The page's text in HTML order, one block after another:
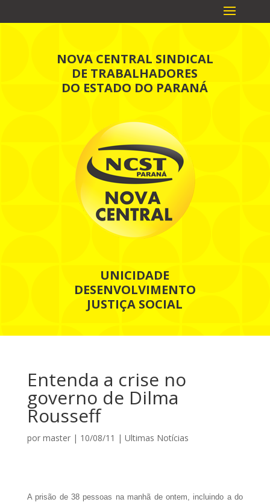
NOVA CENTRAL SINDICAL
DE TRABALHADORES
DO ESTADO DO PARANÁ
UNICIDADE
DESENVOLVIMENTO
JUSTIÇA SOCIAL
Entenda a crise no
governo de Dilma
Rousseff
por master| 10/08/11 | Ultimas Notícias
A prisão de 38 pessoas na manhã de ontem, incluindo a do